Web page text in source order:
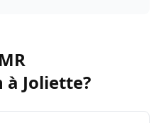
à Joliette?